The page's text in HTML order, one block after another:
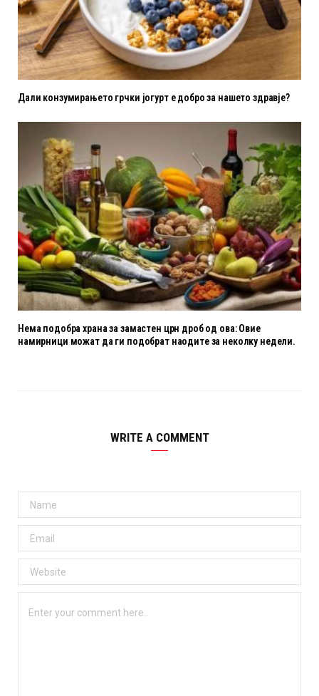
Дали конзумирањето грчки јогурт е добро за нашето здравје?
Нема подобра храна за замастен црн дроб од ова: Овие
намирници можат да ги подобрат наодите за неколку недели.
WRITE A COMMENT